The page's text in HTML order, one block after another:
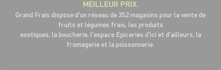
MEILLEUR PRIX.
Grand Frais dispose d'un réseau de 352 magasins pour la vente de
fruits et légumes frais, les produits
exotiques, la boucherie, l'espace Epiceries d'ici et d'ailleurs, la
fromagerie et la poissonnerie.